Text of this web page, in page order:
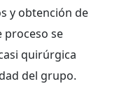
y obtención de
proceso se
quirúrgica
del grupo.